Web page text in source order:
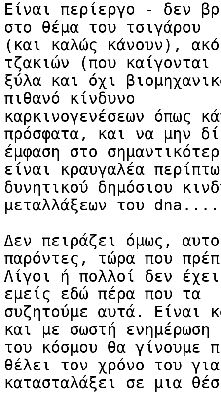
Είναι περίεργο - δεν
στο θέμα του τσιγάρου
(και καλώς κάνουν),
τζακιών (που καίγονται
ξύλα και όχι
πιθανό κίνδυνο
καρκινογενέσεων όπως
πρόσφατα, και να μην
έμφαση στο
είναι κραυγαλέα
δυνητικού δημόσιου
μεταλλάξεων του
Δεν πειράζει όμως,
παρόντες, τώρα που
Λίγοι ή πολλοί δεν
εμείς εδώ πέρα που τα
συζητούμε αυτά. Είναι
και με σωστή ενημέρωση
του κόσμου θα γίνουμε
θέλει τον χρόνο του
κατασταλάξει σε μια